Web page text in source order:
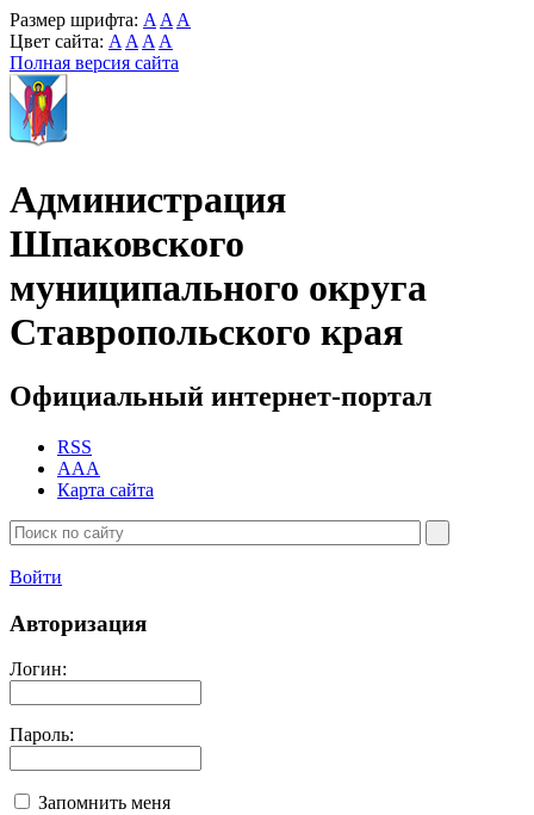
Размер шрифта: A A A
Цвет сайта: A A A A
Полная версия сайта
Администрация
Шпаковского
муниципального округа
Ставропольского края
Официальный интернет-портал
RSS
AAA
Карта сайта
Войти
Авторизация
Логин:
Пароль:
Запомнить меня